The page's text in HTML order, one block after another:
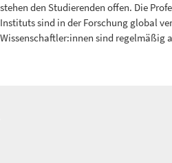
stehen den Studierenden offen. Die
Instituts sind in der Forschung global
Wissenschaftler:innen sind regelmäßig